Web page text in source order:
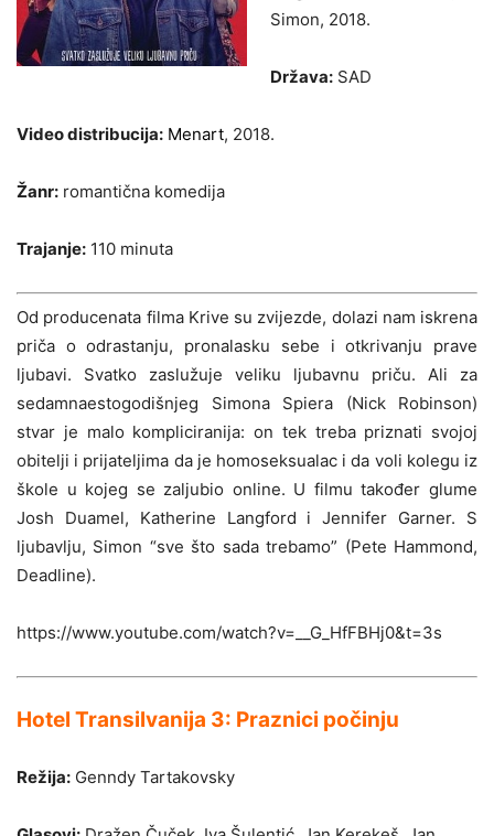
Simon, 2018.
Država: SAD
Video distribucija: Menart, 2018.
Žanr: romantična komedija
Trajanje: 110 minuta
Od producenata filma Krive su zvijezde, dolazi nam iskrena
priča o odrastanju, pronalasku sebe i otkrivanju prave
ljubavi. Svatko zaslužuje veliku ljubavnu priču. Ali za
sedamnaestogodišnjeg Simona Spiera (Nick Robinson)
stvar je malo kompliciranija: on tek treba priznati svojoj
obitelji i prijateljima da je homoseksualac i da voli kolegu iz
škole u kojeg se zaljubio online. U filmu također glume
Josh Duamel, Katherine Langford i Jennifer Garner. S
ljubavlju, Simon “sve što sada trebamo” (Pete Hammond,
Deadline).
https://www.youtube.com/watch?v=__G_HfFBHj0&t=3s
Hotel Transilvanija 3: Praznici počinju
Režija: Genndy Tartakovsky